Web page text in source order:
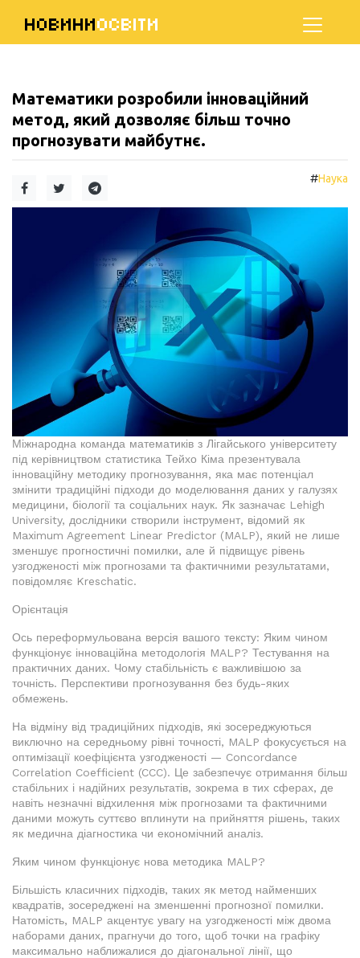
НОВИНИОСВІТИ
Математики розробили інноваційний
метод, який дозволяє більш точно
прогнозувати майбутнє.
#Наука
Міжнародна команда математиків з Лігайського університету
під керівництвом статистика Тейхо Кіма презентувала
інноваційну методику прогнозування, яка має потенціал
змінити традиційні підходи до моделювання даних у галузях
медицини, біології та соціальних наук. Як зазначає Lehigh
University, дослідники створили інструмент, відомий як
Maximum Agreement Linear Predictor (MALP), який не лише
зменшує прогностичні помилки, але й підвищує рівень
узгодженості між прогнозами та фактичними результатами,
повідомляє Kreschatic.
Орієнтація
Ось переформульована версія вашого тексту: Яким чином
функціонує інноваційна методологія MALP? Тестування на
практичних даних. Чому стабільність є важливішою за
точність. Перспективи прогнозування без будь-яких
обмежень.
На відміну від традиційних підходів, які зосереджуються
виключно на середньому рівні точності, MALP фокусується на
оптимізації коефіцієнта узгодженості — Concordance
Correlation Coefficient (CCC). Це забезпечує отримання більш
стабільних і надійних результатів, зокрема в тих сферах, де
навіть незначні відхилення між прогнозами та фактичними
даними можуть суттєво вплинути на прийняття рішень, таких
як медична діагностика чи економічний аналіз.
Яким чином функціонує нова методика MALP?
Більшість класичних підходів, таких як метод найменших
квадратів, зосереджені на зменшенні прогнозної помилки.
Натомість, MALP акцентує увагу на узгодженості між двома
наборами даних, прагнучи до того, щоб точки на графіку
максимально наближалися до діагональної лінії, що